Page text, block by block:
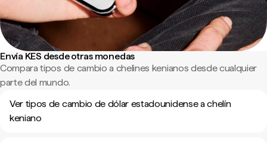
Envía KES desde otras monedas
Compara tipos de cambio a chelines kenianos desde cualquier
parte del mundo.
Ver tipos de cambio de dólar estadounidense a chelín
keniano